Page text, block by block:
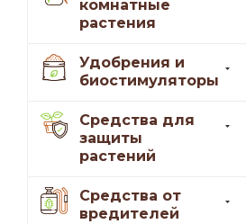
комнатные
растения
Удобрения и
биостимуляторы
Средства для
защиты
растений
Средства от
вредителей